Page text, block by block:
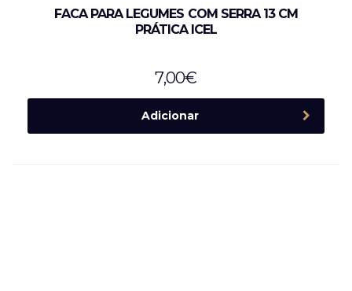
FACA PARA LEGUMES COM SERRA 13 CM
PRÁTICA ICEL
7,00€
Adicionar